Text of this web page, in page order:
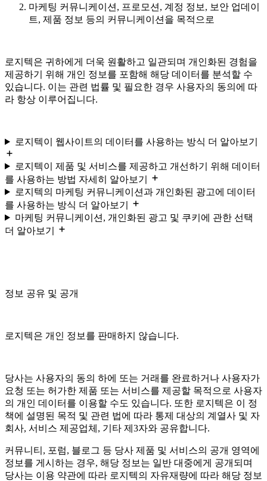
마케팅 커뮤니케이션, 프로모션, 계정 정보, 보안 업데이
트, 제품 정보 등의 커뮤니케이션을 목적으로
로지텍은 귀하에게 더욱 원활하고 일관되며 개인화된 경험을
제공하기 위해 개인 정보를 포함해 해당 데이터를 분석할 수
있습니다. 이는 관련 법률 및 필요한 경우 사용자의 동의에 따
라 항상 이루어집니다.
로지텍이 웹사이트의 데이터를 사용하는 방식 더 알아보기
로지텍이 제품 및 서비스를 제공하고 개선하기 위해 데이터
를 사용하는 방법 자세히 알아보기
로지텍의 마케팅 커뮤니케이션과 개인화된 광고에 데이터
를 사용하는 방식 더 알아보기
마케팅 커뮤니케이션, 개인화된 광고 및 쿠키에 관한 선택
더 알아보기
정보 공유 및 공개
로지텍은 개인 정보를 판매하지 않습니다.
당사는 사용자의 동의 하에 또는 거래를 완료하거나 사용자가
요청 또는 허가한 제품 또는 서비스를 제공할 목적으로 사용자
의 개인 데이터를 이용할 수도 있습니다. 또한 로지텍은 이 정
책에 설명된 목적 및 관련 법에 따라 통제 대상의 계열사 및 자
회사, 서비스 제공업체, 기타 제3자와 공유합니다.
커뮤니티, 포럼, 블로그 등 당사 제품 및 서비스의 공개 영역에
정보를 게시하는 경우, 해당 정보는 일반 대중에게 공개되며
당사는 이용 약관에 따라 로지텍의 자유재량에 따라 해당 정보